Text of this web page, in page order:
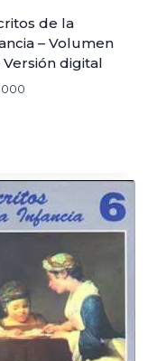
de la
– Volumen
Versión digital